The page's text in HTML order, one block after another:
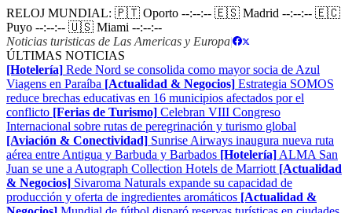
RELOJ MUNDIAL: 🇵🇹 Oporto --:--:-- 🇪🇸 Madrid --:--:-- 🇪🇨
Puyo --:--:-- 🇺🇸 Miami --:--:--
Noticias turisticas de Las Americas y Europa|
ÚLTIMAS NOTICIAS
[Hotelería] Rede Nord se consolida como mayor socia de Azul
Viagens en Paraíba [Actualidad & Negocios] Estrategia SOMOS
reduce brechas educativas en 16 municipios afectados por el
conflicto [Ferias de Turismo] Celebran VIII Congreso
Internacional sobre rutas de peregrinación y turismo global
[Aviación & Conectividad] Sunrise Airways inaugura nueva ruta
aérea entre Antigua y Barbuda y Barbados [Hotelería] ALMA San
Juan se une a Autograph Collection Hotels de Marriott [Actualidad
& Negocios] Sivaroma Naturals expande su capacidad de
producción y oferta de ingredientes aromáticos [Actualidad &